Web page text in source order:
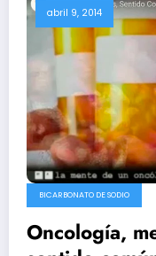
abril 9, 2014
BICARBONATO DE SODIO
Oncología,